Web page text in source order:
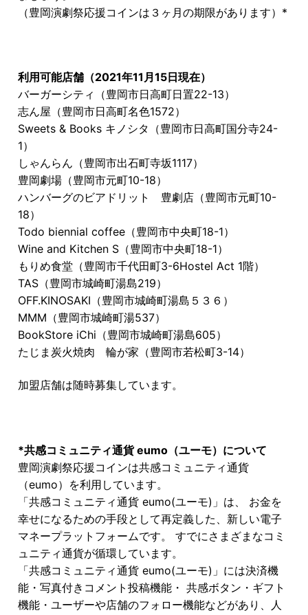
（豊岡演劇祭応援コインは３ヶ月の期限があります）*
利用可能店舗（2021年11月15日現在）
バーガーシティ（豊岡市日高町日置22-13）
志ん屋（豊岡市日高町名色1572）
Sweets & Books キノシタ（豊岡市日高町国分寺24-
1）
しゃんらん（豊岡市出石町寺坂1117）
豊岡劇場（豊岡市元町10-18）
ハンバーグのビアドリット 豊劇店（豊岡市元町10-
18）
Todo biennial coffee（豊岡市中央町18-1）
Wine and Kitchen S（豊岡市中央町18-1）
もりめ食堂（豊岡市千代田町3-6Hostel Act 1階）
TAS（豊岡市城崎町湯島219）
OFF.KINOSAKI（豊岡市城崎町湯島５３６）
MMM（豊岡市城崎町湯537）
BookStore iChi（豊岡市城崎町湯島605）
たじま炭火焼肉 輪が家（豊岡市若松町3-14）
加盟店舗は随時募集しています。
*共感コミュニティ通貨 eumo（ユーモ）について
豊岡演劇祭応援コインは共感コミュニティ通貨
（eumo）を利用しています。
「共感コミュニティ通貨 eumo(ユーモ)」は、 お金を
幸せになるための手段として再定義した、新しい電子
マネープラットフォームです。 すでにさまざまなコミ
ュニティ通貨が循環しています。
「共感コミュニティ通貨 eumo(ユーモ)」には決済機
能・写真付きコメント投稿機能・ 共感ボタン・ギフト
機能・ユーザーや店舗のフォロー機能などがあり、人